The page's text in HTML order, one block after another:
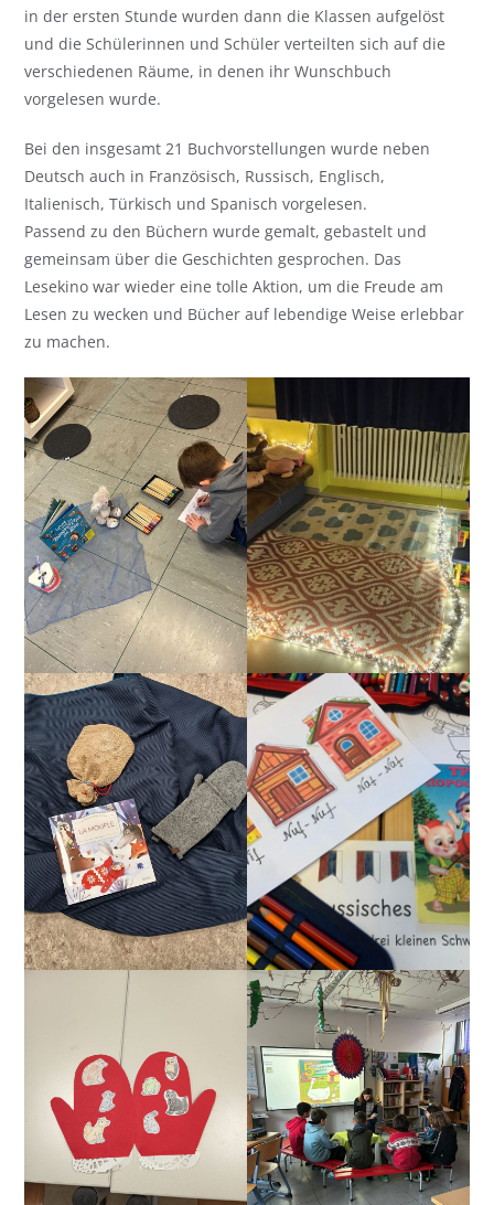
in der ersten Stunde wurden dann die Klassen aufgelöst
und die Schülerinnen und Schüler verteilten sich auf die
verschiedenen Räume, in denen ihr Wunschbuch
vorgelesen wurde.
Bei den insgesamt 21 Buchvorstellungen wurde neben
Deutsch auch in Französisch, Russisch, Englisch,
Italienisch, Türkisch und Spanisch vorgelesen.
Passend zu den Büchern wurde gemalt, gebastelt und
gemeinsam über die Geschichten gesprochen. Das
Lesekino war wieder eine tolle Aktion, um die Freude am
Lesen zu wecken und Bücher auf lebendige Weise erlebbar
zu machen.